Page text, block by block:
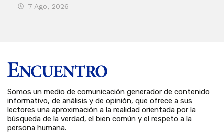
7 Ago, 2026
Somos un medio de comunicación generador de contenido
informativo, de análisis y de opinión, que ofrece a sus
lectores una aproximación a la realidad orientada por la
búsqueda de la verdad, el bien común y el respeto a la
persona humana.